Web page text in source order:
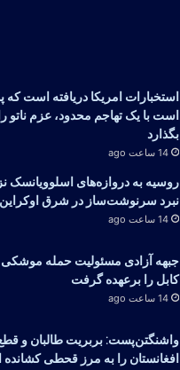
استخبارات امریکا دریافته است که
است با یک تهاجم محدود، عزم ناتو
بگذارد
14 ساعت ago
روسیه به دروازه‌های اسلوویانسک
نبرد سرنوشت‌ساز در شرق
14 ساعت ago
جبهه آزادی مسئولیت حمله موشکی
کابل را برعهده گرفت
14 ساعت ago
واشنگتن‌پست: بربریت طالبان و
افغانستان را به مرز قحطی